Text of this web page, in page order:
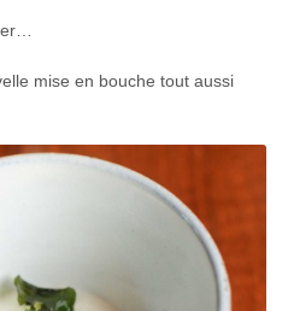
mise en bouche tout aussi